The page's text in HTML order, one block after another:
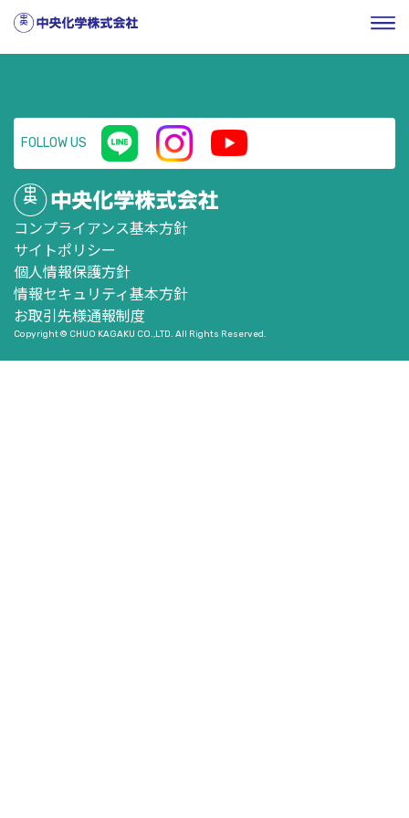
HOME／企業情報
ニュースリリー
ス／ 組織の変更および執行役員の異動に関するお知らせ
FOLLOW US
コンプライアンス基本方針
サイトポリシー
個人情報保護方針
情報セキュリティ基本方針
お取引先様通報制度
Copyright © CHUO KAGAKU CO.,LTD. All Rights Reserved.